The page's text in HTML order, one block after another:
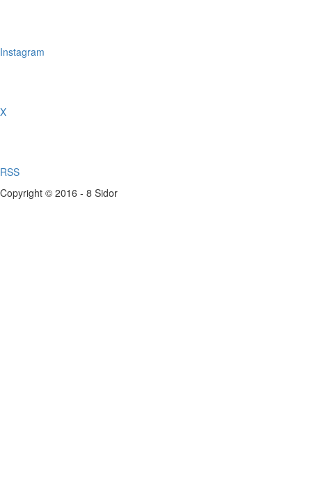
Instagram
X
RSS
Copyright © 2016 - 8 Sidor